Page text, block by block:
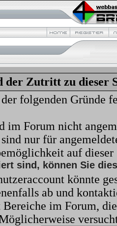
der Zutritt zu dieser
folgenden Gründe
im Forum nicht
nur für
auf
sind, können Sie
könnte
ab und
Bereiche im Forum,